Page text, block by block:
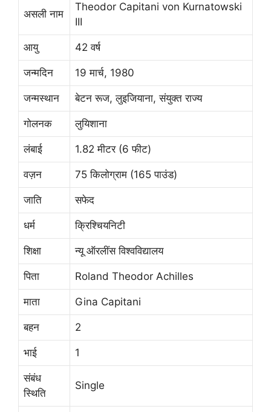
असली नाम
Theodor Capitani von Kurnatowski
III
आयु 42 वर्ष
जन्मदिन 19 मार्च, 1980
जन्मस्थान बेटन रूज, लुइजियाना, संयुक्त राज्य
गोलनक लुयिशाना
लंबाई 1.82 मीटर (6 फीट)
वज़न 75 किलोग्राम (165 पाउंड)
जाति सफेद
धर्म क्रिश्चियनिटी
शिक्षा न्यू ऑरलींस विश्वविद्यालय
पिता Roland Theodor Achilles
माता Gina Capitani
बहन 2
भाई 1
संबंध
स्थिति
Single